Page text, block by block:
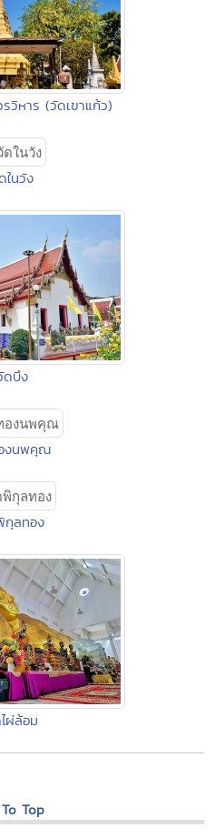
หาร (วัดเขาแก้ว)
ในวัง
ดบึง
งนพคุณ
กุลทอง
ผ่ล้อม
Top